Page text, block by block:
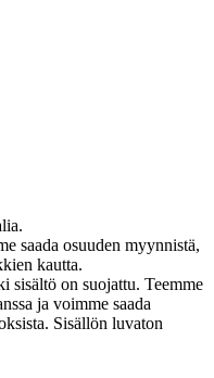
saada osuuden myynnistä,
kautta.
on suojattu. Teemme
ja voimme saada
Sisällön luvaton